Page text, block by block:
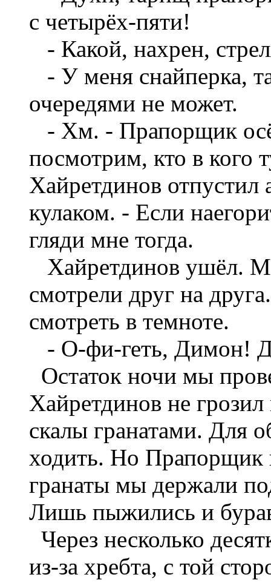
с четырёх-пяти!
- Какой, нахрен,
- У меня снайперка,
очередями не может.
- Хм. - Прапорщик
посмотрим, кто в кого
Хайретдинов отпустил
кулаком. - Если
гляди мне тогда.
Хайретдинов ушёл.
смотрели друг на
смотреть в темноте.
- О-фи-геть, Димон!
Остаток ночи мы
Хайретдинов не
скалы гранатами. Для
ходить. Но Прапорщик
гранаты мы держали
Лишь пыжились и
Через несколько
из-за хребта, с той